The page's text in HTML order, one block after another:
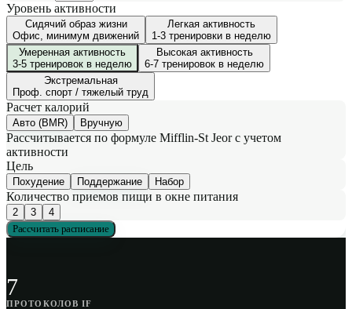
Уровень активности
Сидячий образ жизни
Офис, минимум движений
Легкая активность
1-3 тренировки в неделю
Умеренная активность
3-5 тренировок в неделю
Высокая активность
6-7 тренировок в неделю
Экстремальная
Проф. спорт / тяжелый труд
Расчет калорий
Авто (BMR) Вручную
Рассчитывается по формуле Mifflin-St Jeor с учетом
активности
Цель
Похудение Поддержание Набор
Количество приемов пищи в окне питания
2 3
4
Рассчитать расписание
7
ПРОТОКОЛОВ IF